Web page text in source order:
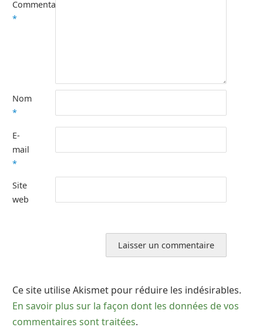
Commentaire
*
Nom
*
E-
mail
*
Site
web
Ce site utilise Akismet pour réduire les indésirables.
En savoir plus sur la façon dont les données de vos
commentaires sont traitées.